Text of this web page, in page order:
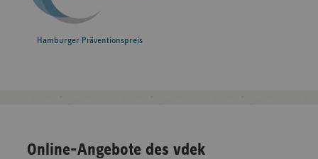
Hamburger Präventionspreis
Online-Angebote des vdek